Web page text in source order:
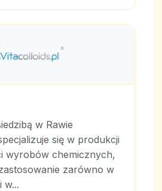
w Rawie
się w produkcji
wyrobów chemicznych,
zarówno w
w...